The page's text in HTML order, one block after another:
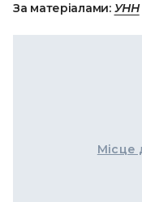
За матеріалами: УНН
Місце